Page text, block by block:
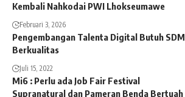
Kembali Nahkodai PWI Lhokseumawe
Februari 3, 2026
Pengembangan Talenta Digital Butuh SDM
Berkualitas
Juli 15, 2022
Mi6 : Perlu ada Job Fair Festival
Supranatural dan Pameran Benda Bertuah